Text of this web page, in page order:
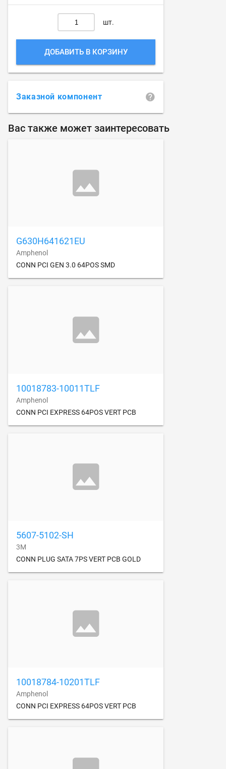
шт.
ДОБАВИТЬ В КОРЗИНУ
Заказной компонент
Вас также может заинтересовать
G630H641621EU
Amphenol
CONN PCI GEN 3.0 64POS SMD
10018783-10011TLF
Amphenol
CONN PCI EXPRESS 64POS VERT PCB
5607-5102-SH
3M
CONN PLUG SATA 7PS VERT PCB GOLD
10018784-10201TLF
Amphenol
CONN PCI EXPRESS 64POS VERT PCB